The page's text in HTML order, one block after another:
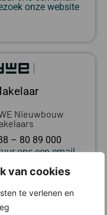
van cookies
te verlenen en
onze website
Nieuwbouw
– 80 89 000
ons een email